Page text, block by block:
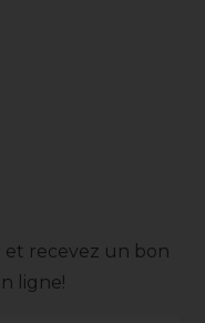
et recevez un bon
ligne!